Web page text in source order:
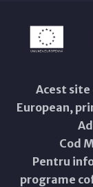
Acest site
European,
Cod
Pentru
programe